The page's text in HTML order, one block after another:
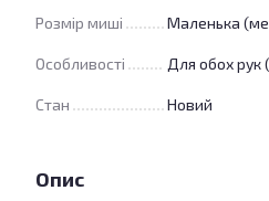
Розмір миші Маленька
Особливості Для обох рук
Стан Новий
Опис